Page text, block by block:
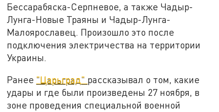
Бессарабяска-Серпневое, а также Чадыр-
Лунга-Новые Траяны и Чадыр-Лунга-
Малоярославец. Произошло это после
подключения электричества на территории
Украины.
Ранее "Царьград" рассказывал о том, какие
удары и где были произведены 27 ноября, в
зоне проведения специальной военной